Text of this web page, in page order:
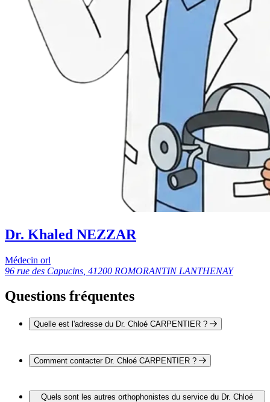
Dr. Khaled NEZZAR
Médecin orl
96 rue des Capucins, 41200 ROMORANTIN LANTHENAY
Questions fréquentes
Quelle est l'adresse du Dr. Chloé CARPENTIER ?
Capucins 41200 ROMORANTIN LANTHENAY
Comment contacter Dr. Chloé CARPENTIER ?
téléphone au 02 54 88 33 00.
Quels sont les autres orthophonistes du service du Dr. Chloé